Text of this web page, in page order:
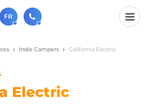
FR
nous envoyer un e-mail.
Indie Campers California Electric
Electric